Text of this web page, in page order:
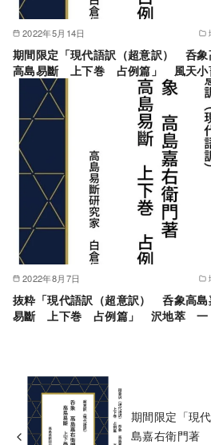
2022年5月14日
期間限定「現代語訳（超意訳） 呑
高島易斷 上下巻 占例篇」 風天小
2022年8月7日
抜粋「現代語訳（超意訳） 呑象高
易斷 上下巻 占例篇」 沢地萃 一
期間限定「現
島嘉右衛門